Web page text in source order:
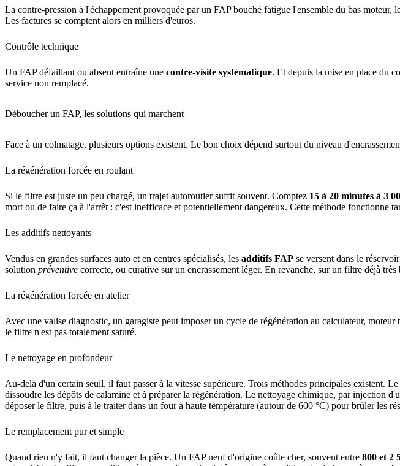
La contre-pression à l'échappement provoquée par un FAP bouché fatigue l'ensemble du bas
Les factures se comptent alors en milliers d'euros.
Contrôle technique
Un FAP défaillant ou absent entraîne une contre-visite systématique. Et depuis la mise en place du
service non remplacé.
Déboucher un FAP, les solutions qui marchent
Face à un colmatage, plusieurs options existent. Le bon choix dépend surtout du niveau
La régénération forcée en roulant
Si le filtre est juste un peu chargé, un trajet autoroutier suffit souvent. Comptez 15 à 20 minutes à 3
mort ou de faire ça à l'arrêt : c'est inefficace et potentiellement dangereux. Cette méthode fonctionne
Les additifs nettoyants
Vendus en grandes surfaces auto et en centres spécialisés, les additifs FAP se versent dans le
solution préventive correcte, ou curative sur un encrassement léger. En revanche, sur un filtre déjà
La régénération forcée en atelier
Avec une valise diagnostic, un garagiste peut imposer un cycle de régénération au calculateur,
le filtre n'est pas totalement saturé.
Le nettoyage en profondeur
Au-delà d'un certain seuil, il faut passer à la vitesse supérieure. Trois méthodes principales existent. Le
dissoudre les dépôts de calamine et à préparer la régénération. Le nettoyage chimique, par injection
déposer le filtre, puis à le traiter dans un four à haute température (autour de 600 °C) pour brûler les
Le remplacement pur et simple
Quand rien n'y fait, il faut changer la pièce. Un FAP neuf d'origine coûte cher, souvent entre 800 et 2